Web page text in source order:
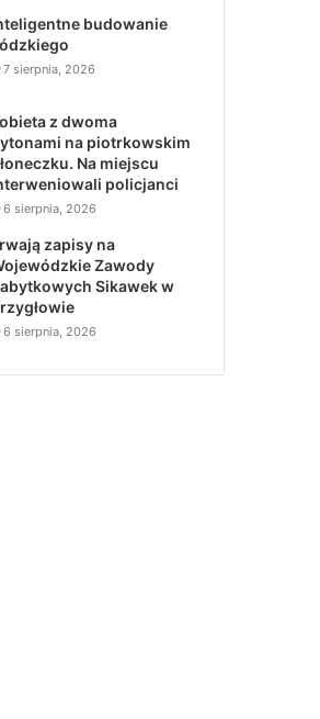
budowanie
7 sierpnia, 2026
z dwoma
na piotrkowskim
Na miejscu
policjanci
6 sierpnia, 2026
zapisy na
Zawody
Sikawek w
6 sierpnia, 2026